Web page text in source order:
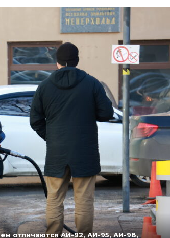
отличаются АИ-92, АИ-95, АИ-98,